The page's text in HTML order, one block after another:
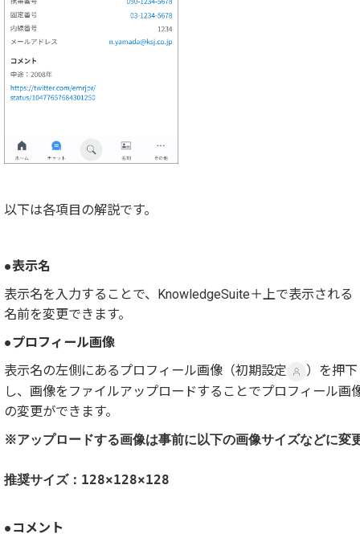
以下は各項目の解説です。
●表示名
表示名を入力することで、KnowledgeSuite＋上で表示される
名前を変更できます。
●プロフィール画像
表示名の左側にあるプロフィール画像（初期設定
）を押下
し、画像をファイルアップロードすることでプロフィール画
の変更ができます。
※アップロードする画像は事前に以下の画像サイズなどに変
推奨サイズ：128×128×128
●コメント